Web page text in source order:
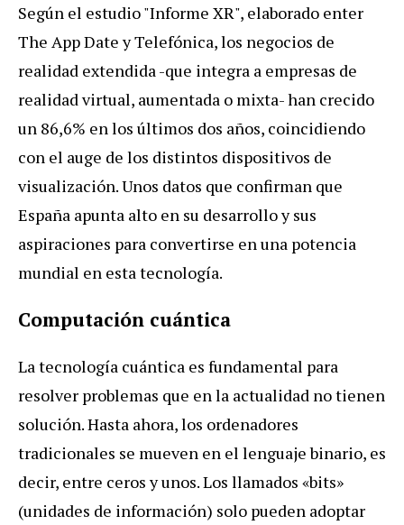
Según el estudio "Informe XR", elaborado enter
The App Date y Telefónica, los negocios de
realidad extendida -que integra a empresas de
realidad virtual, aumentada o mixta- han crecido
un 86,6% en los últimos dos años, coincidiendo
con el auge de los distintos dispositivos de
visualización. Unos datos que confirman que
España apunta alto en su desarrollo y sus
aspiraciones para convertirse en una potencia
mundial en esta tecnología.
Computación cuántica
La tecnología cuántica es fundamental para
resolver problemas que en la actualidad no tienen
solución. Hasta ahora, los ordenadores
tradicionales se mueven en el lenguaje binario, es
decir, entre ceros y unos. Los llamados «bits»
(unidades de información) solo pueden adoptar